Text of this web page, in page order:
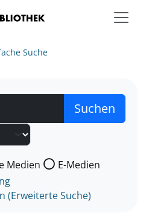
Suche
nach der Sie suchen wollen.
Medien
E-Medien
(Erweiterte Suche)